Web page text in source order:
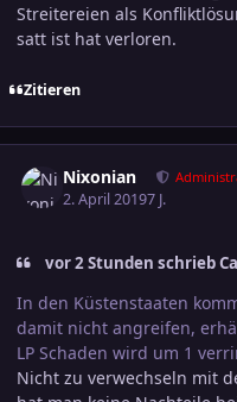
Streitereien als
satt ist hat verloren.
Zitieren
Nixonian
2. April 20197 J.
vor 2 Stunden schrieb
In den Küstenstaaten
damit nicht angreifen,
LP Schaden wird um 1
Nicht zu verwechseln mit